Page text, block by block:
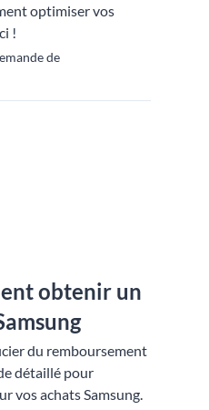
optimiser vos
!
de
obtenir un
du remboursement
détaillé pour
vos achats Samsung.